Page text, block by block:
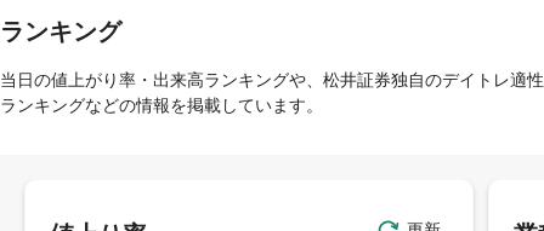
ランキング
当日の値上がり率・出来高ランキングや、松井証券独自のデイトレ適性
ランキングなどの情報を掲載しています。